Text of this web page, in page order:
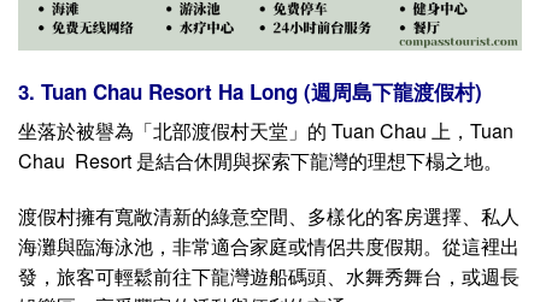
3. Tuan Chau Resort Ha Long (週周島下龍渡假村)
坐落於被譽為「北部渡假村天堂」的 Tuan Chau 上，Tuan
Chau Resort 是結合休閒與探索下龍灣的理想下榻之地。
渡假村擁有寬敞清新的綠意空間、多樣化的客房選擇、私人
海灘與臨海泳池，非常適合家庭或情侶共度假期。從這裡出
發，旅客可輕鬆前往下龍灣遊船碼頭、水舞秀舞台，或週長